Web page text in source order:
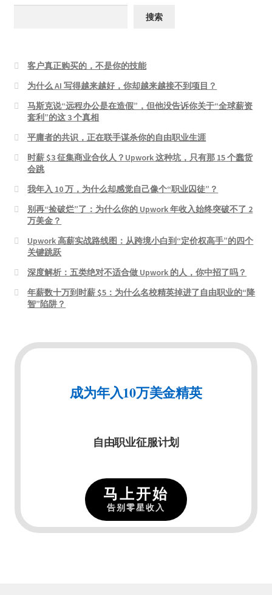
搜索
客户真正购买的，不是你的技能
为什么 AI 写得越来越好，你却越来越接不到项目？
马斯克说“远程办公是在造假”，但他没告诉你关于“全球薪资
套利”的这 3 个真相
平庸者的共识，正在联手谋杀你的自由职业生涯
时薪 $3 征集商业合伙人？Upwork 这种坑，只有那 15 个蠢货
会跳
我年入 10 万，为什么却感觉自己像个“职业囚徒”？
别再“捡破烂”了：为什么你的 Upwork 年收入始终突破不了 2
万美金？
Upwork 高薪实战路线图：从跨境小白到“定价权高手”的四个
关键跳跃
深度解析：五类绝对不适合做 Upwork 的人，你中招了吗？
年薪数十万到时薪 $5：为什么名校精英掉进了自由职业的“降
智”陷阱？
成为年入10万美金精英
自由职业征服计划
马上开始
告别零星收入